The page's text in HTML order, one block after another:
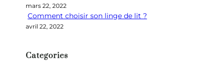
mars 22, 2022
Comment choisir son linge de lit ?
avril 22, 2022
Categories